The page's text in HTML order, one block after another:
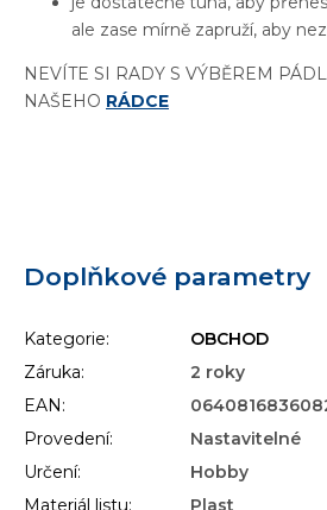
ale zase mírně zapruží, aby
NEVÍTE SI RADY S VÝBĚREM
NAŠEHO RÁDCE
Doplňkové parametry
Kategorie:
OBCHOD
Záruka:
2 roky
EAN:
Provedení:
Nastavitelné
Určení:
Hobby
Materiál listu:
Plast